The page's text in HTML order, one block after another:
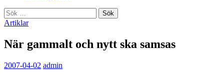
Sök
efter:
Artiklar
När gammalt och nytt ska samsas
2007-04-02 admin